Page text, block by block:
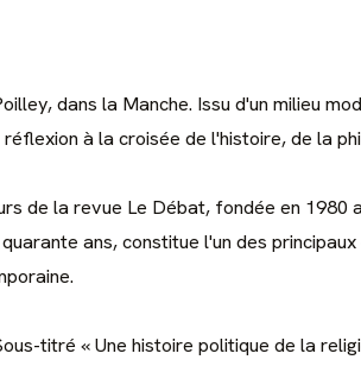
dans la Manche. Issu d'un milieu
à la croisée de l'histoire, de la
de la revue Le Débat, fondée en 1980
ans, constitue l'un des
titré « Une histoire politique de la